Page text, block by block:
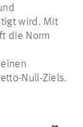
wird. Mit
die Norm
Null-Ziels.